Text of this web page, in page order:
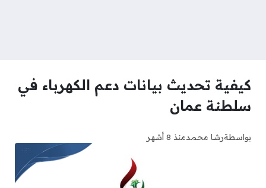
كيفية تحديث بيانات دعم الكهرباء في
سلطنة عمان
بواسطةرشا محمدمنذ 8 أشهر